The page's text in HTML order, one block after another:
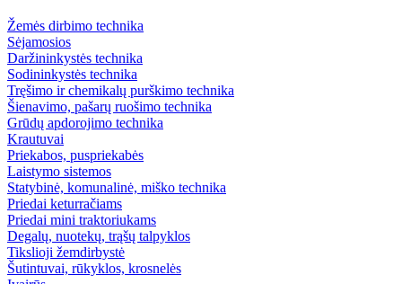
Žemės dirbimo technika
Sėjamosios
Daržininkystės technika
Sodininkystės technika
Tręšimo ir chemikalų purškimo technika
Šienavimo, pašarų ruošimo technika
Grūdų apdorojimo technika
Krautuvai
Priekabos, puspriekabės
Laistymo sistemos
Statybinė, komunalinė, miško technika
Priedai keturračiams
Priedai mini traktoriukams
Degalų, nuotekų, trąšų talpyklos
Tikslioji žemdirbystė
Šutintuvai, rūkyklos, krosnelės